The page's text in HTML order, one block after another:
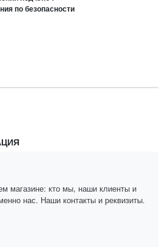
по безопасности
магазине: кто мы, наши клиенты и
нас. Наши контакты и реквизиты.